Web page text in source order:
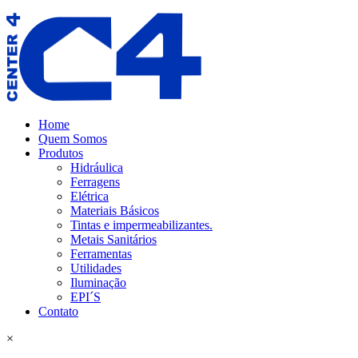
Home
Quem Somos
Produtos
Hidráulica
Ferragens
Elétrica
Materiais Básicos
Tintas e impermeabilizantes.
Metais Sanitários
Ferramentas
Utilidades
Iluminação
EPI´S
Contato
×